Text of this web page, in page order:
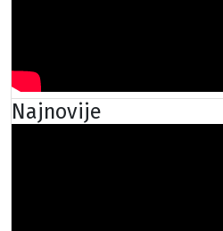
Najnovije